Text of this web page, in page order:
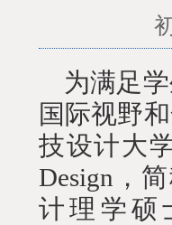
为满足
国际视野
技设计大
Design ，
计理学硕